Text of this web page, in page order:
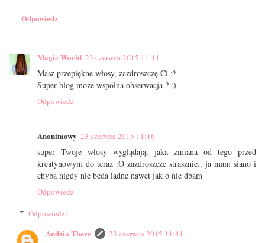
Odpowiedz
Magic World 23 czerwca 2015 11:11
Masz przepiękne włosy, zazdroszczę Ci ;*
Super blog może wspólna obserwacja ? :)
Odpowiedz
Anonimowy 23 czerwca 2015 11:16
super Twoje włosy wyglądają, jaka zmiana od tego przed
kreatynowym do teraz :O zazdroszcze strasznie.. ja mam siano i
chyba nigdy nie beda ladne nawet jak o nie dbam
Odpowiedz
Odpowiedzi
Andzia There 23 czerwca 2015 11:41